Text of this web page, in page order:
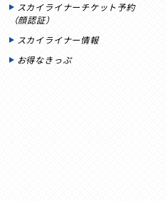
スカイライナーチケット予約
（顔認証）
スカイライナー情報
お得なきっぷ